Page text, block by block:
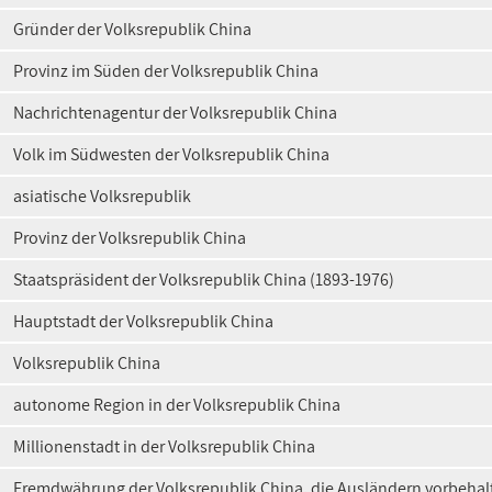
Gründer der Volksrepublik China
Provinz im Süden der Volksrepublik China
Nachrichtenagentur der Volksrepublik China
Volk im Südwesten der Volksrepublik China
asiatische Volksrepublik
Provinz der Volksrepublik China
Staatspräsident der Volksrepublik China (1893-1976)
Hauptstadt der Volksrepublik China
Volksrepublik China
autonome Region in der Volksrepublik China
Millionenstadt in der Volksrepublik China